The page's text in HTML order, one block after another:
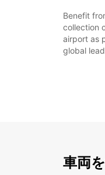
Benefit
collection
airport as
global
車両